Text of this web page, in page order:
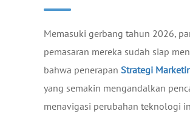
Memasuki gerbang tahun 2026,
pemasaran mereka sudah siap
bahwa penerapan Strategi
yang semakin mengandalkan
menavigasi perubahan teknologi